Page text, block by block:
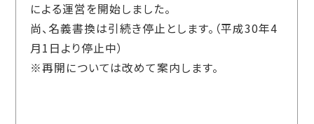
による運営を開始しました。
尚、名義書換は引続き停止とします。（平成30年4
月1日より停止中）
※再開については改めて案内します。